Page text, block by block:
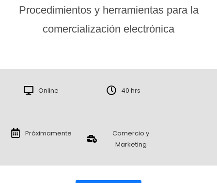
Procedimientos y herramientas para la
comercialización electrónica
Online 40 hrs
Próximamente
Comercio y
Marketing